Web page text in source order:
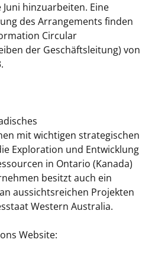
hinzuarbeiten. Eine
des Arrangements finden
Circular
der Geschäftsleitung) von
mit wichtigen strategischen
Exploration und Entwicklung
in Ontario (Kanada)
besitzt auch ein
aussichtsreichen Projekten
Western Australia.
Website: